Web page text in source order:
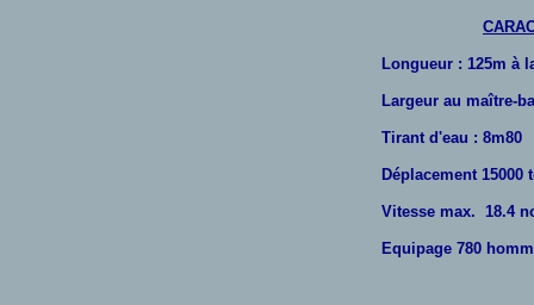
Longueur : 125m à
Largeur au maître-
Tirant d'eau : 8m80
Déplacement 15000
Vitesse max. 18.4
Equipage 780